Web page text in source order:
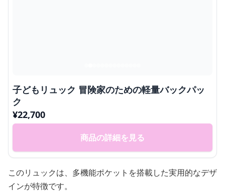
子どもリュック 冒険家のための軽量バックパッ
ク
¥22,700
商品の詳細を見る
このリュックは、多機能ポケットを搭載した実用的なデザ
インが特徴です。